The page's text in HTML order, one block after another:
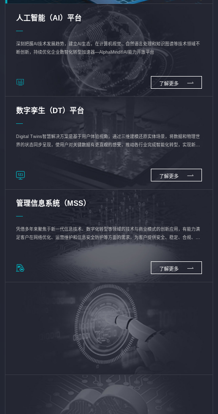
人工智能（AI）平台
深刻把握AI技术发展趋势，建立AI生态，在计算机视觉、自然语言处理和知识图谱等技术领域不
断创新，持续优化企业数智化转型加速器—AlphaMind®AI能力开放平台
了解更多
数字孪生（DT）平台
Digital Twins智慧解决方案是基于用户体验视角，通过三维建模还原实体场景，将数据和物理世
界的状态同步呈现，使用户对关键数据有更直观的感受，推动各行业完成智能化转型，实现新旧
了解更多
管理信息系统（MSS）
凭借多年来聚焦于新一代信息技术、数字化转型等领域的技术与商业模式的创新应用，有能力满
足客户在网络优化、运营维护和信息安全防护等方面的需求，为客户提供安全、稳定、合规、持
了解更多